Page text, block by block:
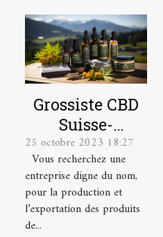
Grossiste CBD
Suisse-
Producteur &
Exportateur
25 octobre 2023 18:27
Vous recherchez une
entreprise digne du nom,
pour la production et
l’exportation des produits
de...